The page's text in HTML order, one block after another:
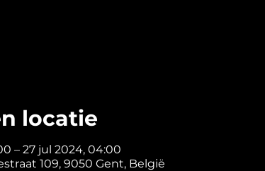
locatie
– 27 jul 2024, 04:00
109, 9050 Gent, België